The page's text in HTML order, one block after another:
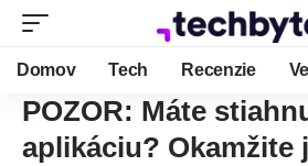
Domov Tech Recenzie
POZOR: Máte
aplikáciu? Okamžite